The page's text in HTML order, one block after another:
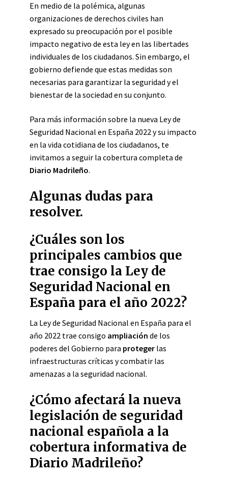
En medio de la polémica, algunas
organizaciones de derechos civiles han
expresado su preocupación por el posible
impacto negativo de esta ley en las libertades
individuales de los ciudadanos. Sin embargo, el
gobierno defiende que estas medidas son
necesarias para garantizar la seguridad y el
bienestar de la sociedad en su conjunto.
Para más información sobre la nueva Ley de
Seguridad Nacional en España 2022 y su impacto
en la vida cotidiana de los ciudadanos, te
invitamos a seguir la cobertura completa de
Diario Madrileño.
Algunas dudas para
resolver.
¿Cuáles son los
principales cambios que
trae consigo la Ley de
Seguridad Nacional en
España para el año 2022?
La Ley de Seguridad Nacional en España para el
año 2022 trae consigo ampliación de los
poderes del Gobierno para proteger las
infraestructuras críticas y combatir las
amenazas a la seguridad nacional.
¿Cómo afectará la nueva
legislación de seguridad
nacional española a la
cobertura informativa de
Diario Madrileño?